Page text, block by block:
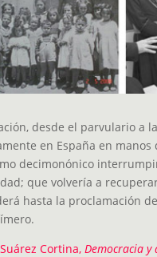
desde el parvulario a
en España en manos
decimonónico
que volvería a
hasta la proclamación
Cortina, Democracia